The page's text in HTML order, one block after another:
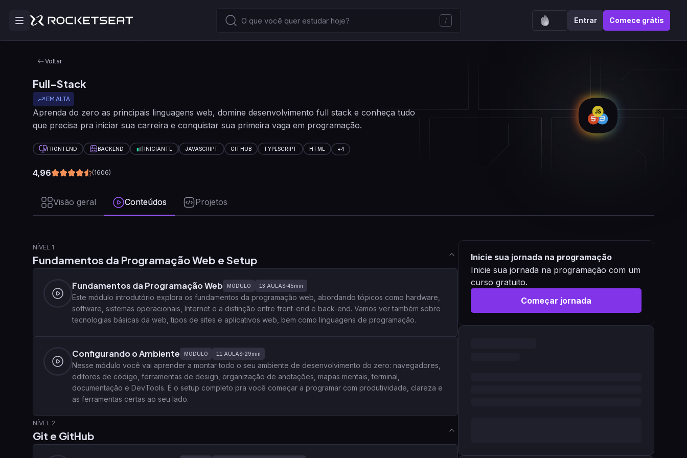
/ Entrar Comece grátis
Voltar
Full-Stack
EM ALTA
Aprenda do zero as principais linguagens web, domine desenvolvimento full stack e conheça tudo
que precisa pra iniciar sua carreira e conquistar sua primeira vaga em programação.
FRONTEND BACKEND INICIANTE JAVASCRIPT GITHUB TYPESCRIPT HTML +4
4,96 (1606)
Visão geral Conteúdos Projetos
NÍVEL 1
Fundamentos da Programação Web e Setup
Fundamentos da Programação Web MÓDULO 13 AULAS 45min
Este módulo introdutório explora os fundamentos da programação web, abordando tópicos como hardware,
software, sistemas operacionais, Internet e a distinção entre front-end e back-end. Vamos ver também sobre
tecnologias básicas da web, tipos de sites e aplicativos web, bem como linguagens de programação.
Configurando o Ambiente MÓDULO 11 AULAS 29min
Nesse módulo você vai aprender a montar todo o seu ambiente de desenvolvimento do zero: navegadores,
editores de código, ferramentas de design, organização de anotações, mapas mentais, terminal,
documentação e DevTools. É o setup completo pra você começar a programar com produtividade, clareza e
as ferramentas certas ao seu lado.
NÍVEL 2
Git e GitHub
Inicie sua jornada na programação
Inicie sua jornada na programação com um
curso gratuito.
Começar jornada